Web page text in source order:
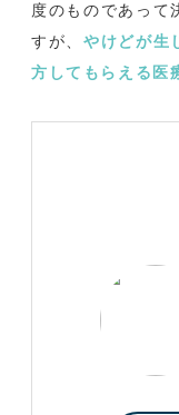
度のものであって
すが、やけどが生
方してもらえる医